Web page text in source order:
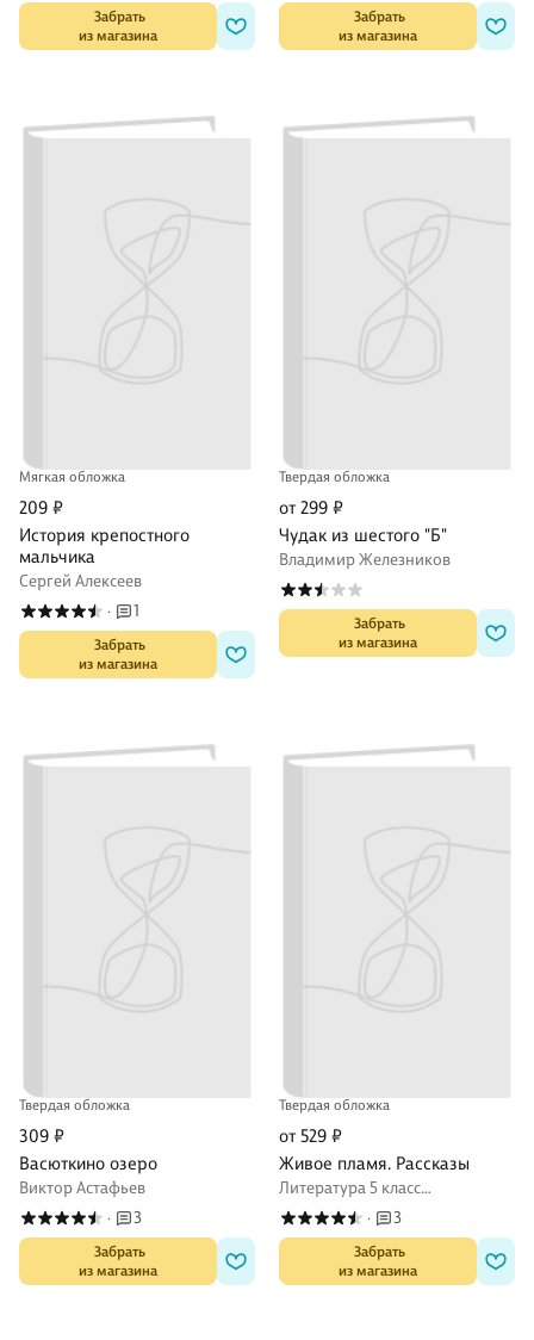
Забрать
из магазина
Забрать
из магазина
Мягкая обложка
209 ₽
История крепостного
мальчика
Сергей Алексеев
· 1
Забрать
из магазина
Твердая обложка
от 299 ₽
Чудак из шестого "Б"
Владимир Железников
Забрать
из магазина
Твердая обложка
309 ₽
Васюткино озеро
Виктор Астафьев
· 3
Забрать
из магазина
Твердая обложка
от 529 ₽
Живое пламя. Рассказы
Литература 5 класс
внеклассное чтение
· 3
Забрать
из магазина